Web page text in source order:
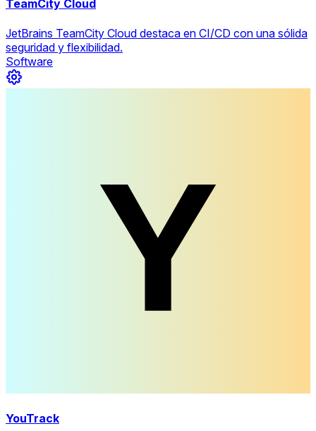
TeamCity Cloud
JetBrains TeamCity Cloud destaca en CI/CD con una sólida
seguridad y flexibilidad.
Software
YouTrack